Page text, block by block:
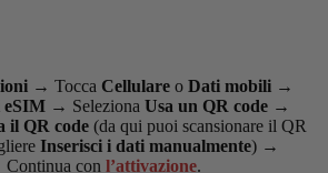
→ Tocca Cellulare o Dati mobili →
eSIM → Seleziona Usa un QR code →
il QR code (da qui puoi scansionare il QR
Inserisci i dati manualmente) →
Continua con l’attivazione.